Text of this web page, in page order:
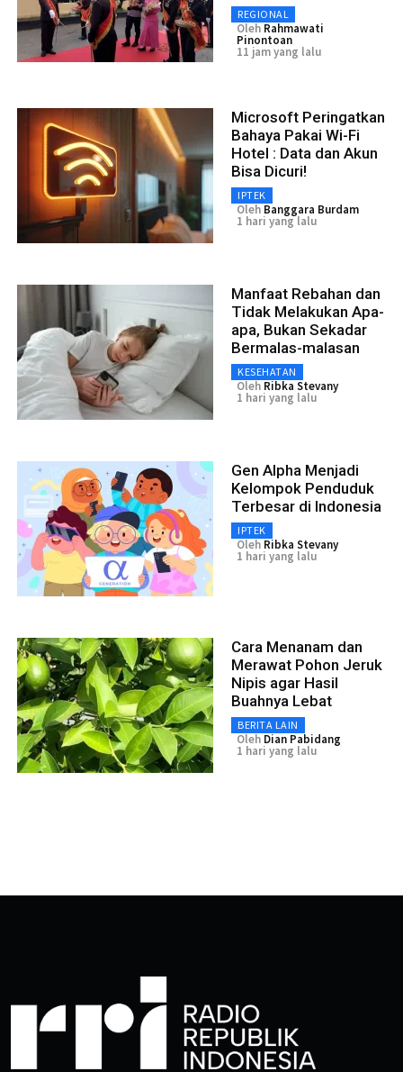
REGIONAL
Oleh Rahmawati
Pinontoan
11 jam yang lalu
Microsoft Peringatkan
Bahaya Pakai Wi-Fi
Hotel : Data dan Akun
Bisa Dicuri!
IPTEK
Oleh Banggara Burdam
1 hari yang lalu
Manfaat Rebahan dan
Tidak Melakukan Apa-
apa, Bukan Sekadar
Bermalas-malasan
KESEHATAN
Oleh Ribka Stevany
1 hari yang lalu
Gen Alpha Menjadi
Kelompok Penduduk
Terbesar di Indonesia
IPTEK
Oleh Ribka Stevany
1 hari yang lalu
Cara Menanam dan
Merawat Pohon Jeruk
Nipis agar Hasil
Buahnya Lebat
BERITA LAIN
Oleh Dian Pabidang
1 hari yang lalu